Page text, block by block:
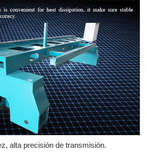
alta precisión de transmisión.